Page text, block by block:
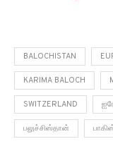
BALOCHISTAN
KARIMA BALOCH
SWITZERLAND
பலுச்சிஸ்தான்